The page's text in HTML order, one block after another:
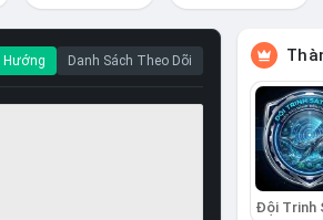
Hướng Danh Sách Theo Dõi